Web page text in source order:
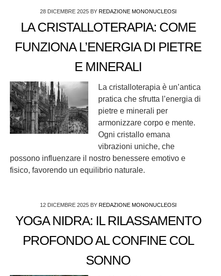
28 DICEMBRE 2025BY REDAZIONE MONONUCLEOSI
LA CRISTALLOTERAPIA: COME
FUNZIONA L’ENERGIA DI PIETRE
E MINERALI
La cristalloterapia è un’antica
pratica che sfrutta l’energia di
pietre e minerali per
armonizzare corpo e mente.
Ogni cristallo emana
vibrazioni uniche, che
possono influenzare il nostro benessere emotivo e
fisico, favorendo un equilibrio naturale.
12 DICEMBRE 2025BY REDAZIONE MONONUCLEOSI
YOGA NIDRA: IL RILASSAMENTO
PROFONDO AL CONFINE COL
SONNO